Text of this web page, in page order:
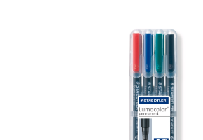
Bildergalerie überspringen